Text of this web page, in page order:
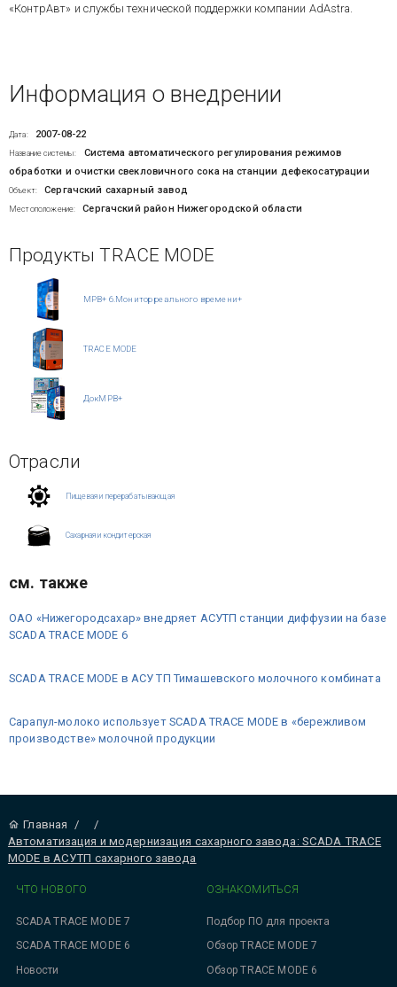
«КонтрАвт» и службы технической поддержки компании AdAstra.
Информация о внедрении
Дата: 2007-08-22
Название системы:
Система автоматического регулирования режимов
обработки и очистки свекловичного сока на станции дефекосатурации
Объект: Сергачский сахарный завод
Местоположение: Сергачский район Нижегородской области
Продукты TRACE MODE
МРВ+ 6.Монитор реального времени+
TRACE MODE
ДокМРВ+
Отрасли
Пищевая и перерабатывающая
Сахарная и кондитерская
см. также
ОАО «Нижегородсахар» внедряет АСУТП станции диффузии на базе
SCADA TRACE MODE 6
SCADA TRACE MODE в АСУ ТП Тимашевского молочного комбината
Сарапул-молоко использует SCADA TRACE MODE в «бережливом
производстве» молочной продукции
Главная /
/
Автоматизация и модернизация сахарного завода: SCADA TRACE
MODE в АСУТП сахарного завода
ЧТО НОВОГО
SCADA TRACE MODE 7
SCADA TRACE MODE 6
Новости
ОЗНАКОМИТЬСЯ
Подбор ПО для проекта
Обзор TRACE MODE 7
Обзор TRACE MODE 6